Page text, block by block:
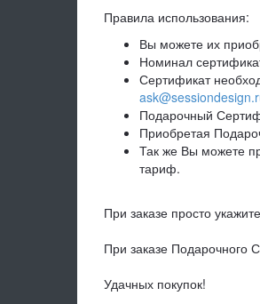
Правила использования:
Вы можете их
Номинал
Сертификат
Подарочный
Приобретая
Так же Вы можете
тариф.
При заказе просто
При заказе Подарочного
Удачных покупок!